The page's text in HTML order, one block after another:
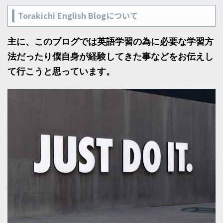
Torakichi English Blogについて
主に、このブログでは英語学習の為に必要な学習方
法だったり僕自身が経験してきた事などをお伝えし
て行こうと思っています。